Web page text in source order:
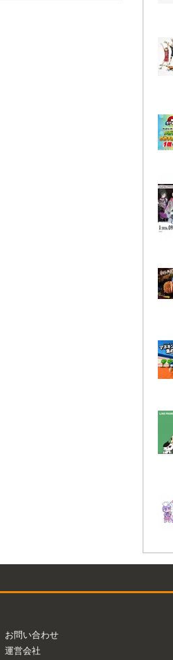
お問い合わせ
運営会社